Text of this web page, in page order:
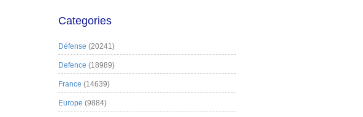
Categories
Défense (20241)
Defence (18989)
France (14639)
Europe (9884)